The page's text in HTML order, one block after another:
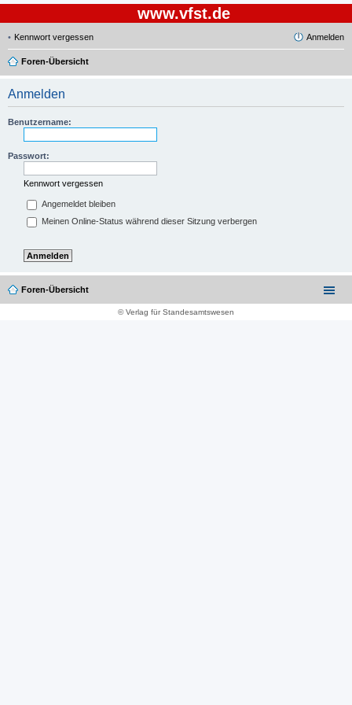
www.vfst.de
Kennwort vergessen Anmelden
Foren-Übersicht
Anmelden
Benutzername:
Passwort:
Kennwort vergessen
Angemeldet bleiben
Meinen Online-Status während dieser Sitzung verbergen
Foren-Übersicht
© Verlag für Standesamtswesen